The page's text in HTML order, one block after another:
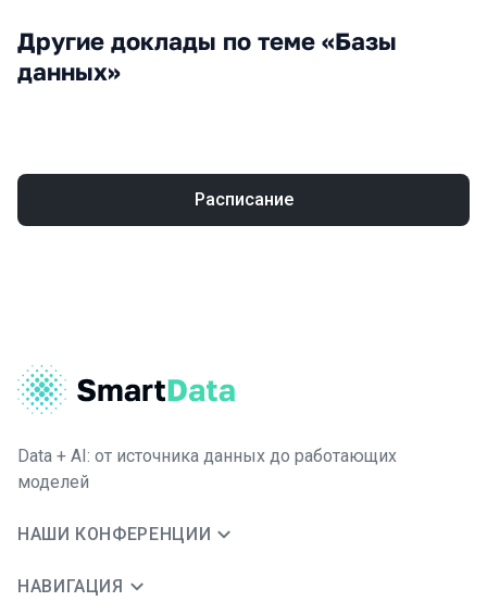
Другие доклады по теме «Базы
данных»
Расписание
Data + AI: от источника данных до работающих
моделей
НАШИ КОНФЕРЕНЦИИ
НАВИГАЦИЯ